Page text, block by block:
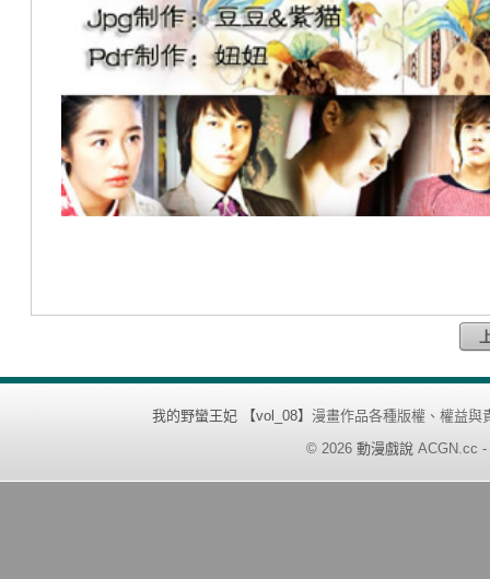
我的野蠻王妃 【vol_08】漫畫作品各種版權、權益與
© 2026 動漫戲說 ACGN.cc